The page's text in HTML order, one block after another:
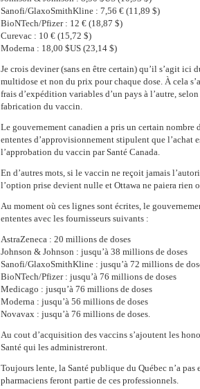
Sanofi/GlaxoSmithKline : 7,56 € (11,89 $)
BioNTech/Pfizer : 12 € (18,87 $)
Curevac : 10 € (15,72 $)
Moderna : 18,00 $US (23,14 $)
Je crois deviner (sans en être certain) qu’il s’agit ici
multidose et non du prix pour chaque dose. À cela
frais d’expédition variables d’un pays à l’autre,
fabrication du vaccin.
Le gouvernement canadien a pris un certain nombre
ententes d’approvisionnement stipulent que l’achat
l’approbation du vaccin par Santé Canada.
En d’autres mots, si le vaccin ne reçoit jamais
l’option prise devient nulle et Ottawa ne paiera rien
Au moment où ces lignes sont écrites, le
ententes avec les fournisseurs suivants :
AstraZeneca : 20 millions de doses
Johnson & Johnson : jusqu’à 38 millions de doses
Sanofi/GlaxoSmithKline : jusqu’à 72 millions de
BioNTech/Pfizer : jusqu’à 76 millions de doses
Medicago : jusqu’à 76 millions de doses
Moderna : jusqu’à 56 millions de doses
Novavax : jusqu’à 76 millions de doses.
Au cout d’acquisition des vaccins s’ajoutent les
Santé qui les administreront.
Toujours lente, la Santé publique du Québec n’a pas
pharmaciens feront partie de ces professionnels.